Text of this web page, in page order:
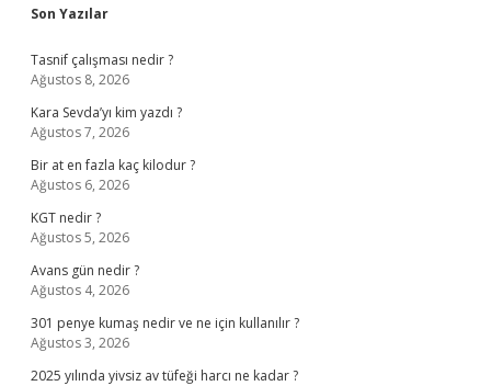
Sidebar
Son Yazılar
Tasnif çalışması nedir ?
Ağustos 8, 2026
Kara Sevda’yı kim yazdı ?
Ağustos 7, 2026
Bir at en fazla kaç kilodur ?
Ağustos 6, 2026
KGT nedir ?
Ağustos 5, 2026
Avans gün nedir ?
Ağustos 4, 2026
301 penye kumaş nedir ve ne için kullanılır ?
Ağustos 3, 2026
2025 yılında yivsiz av tüfeği harcı ne kadar ?